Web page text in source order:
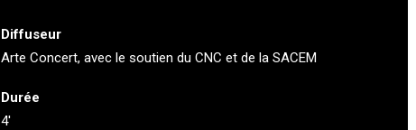
Diffuseur
Arte Concert, avec le soutien du CNC et de la SACEM
Durée
4′